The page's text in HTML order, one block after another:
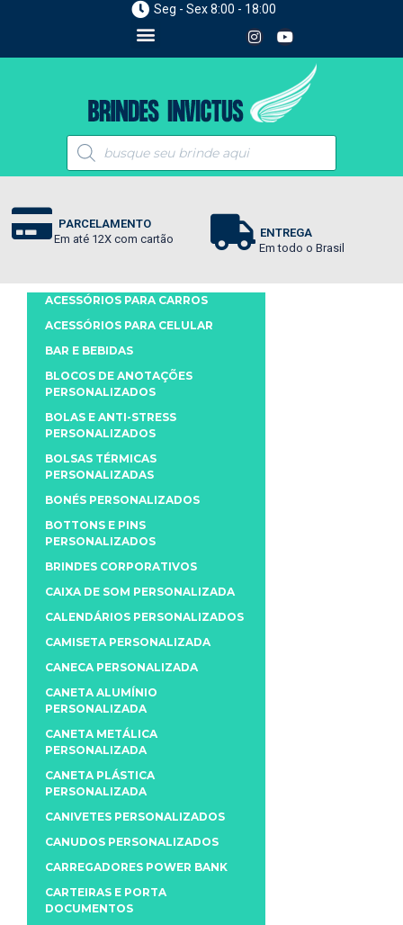
Seg - Sex 8:00 - 18:00
PARCELAMENTO
Em até 12X com cartão
ENTREGA
Em todo o Brasil
ACESSÓRIOS PARA CARROS
ACESSÓRIOS PARA CELULAR
BAR E BEBIDAS
BLOCOS DE ANOTAÇÕES
PERSONALIZADOS
BOLAS E ANTI-STRESS
PERSONALIZADOS
BOLSAS TÉRMICAS
PERSONALIZADAS
BONÉS PERSONALIZADOS
BOTTONS E PINS
PERSONALIZADOS
BRINDES CORPORATIVOS
CAIXA DE SOM PERSONALIZADA
CALENDÁRIOS PERSONALIZADOS
CAMISETA PERSONALIZADA
CANECA PERSONALIZADA
CANETA ALUMÍNIO
PERSONALIZADA
CANETA METÁLICA
PERSONALIZADA
CANETA PLÁSTICA
PERSONALIZADA
CANIVETES PERSONALIZADOS
CANUDOS PERSONALIZADOS
CARREGADORES POWER BANK
CARTEIRAS E PORTA
DOCUMENTOS